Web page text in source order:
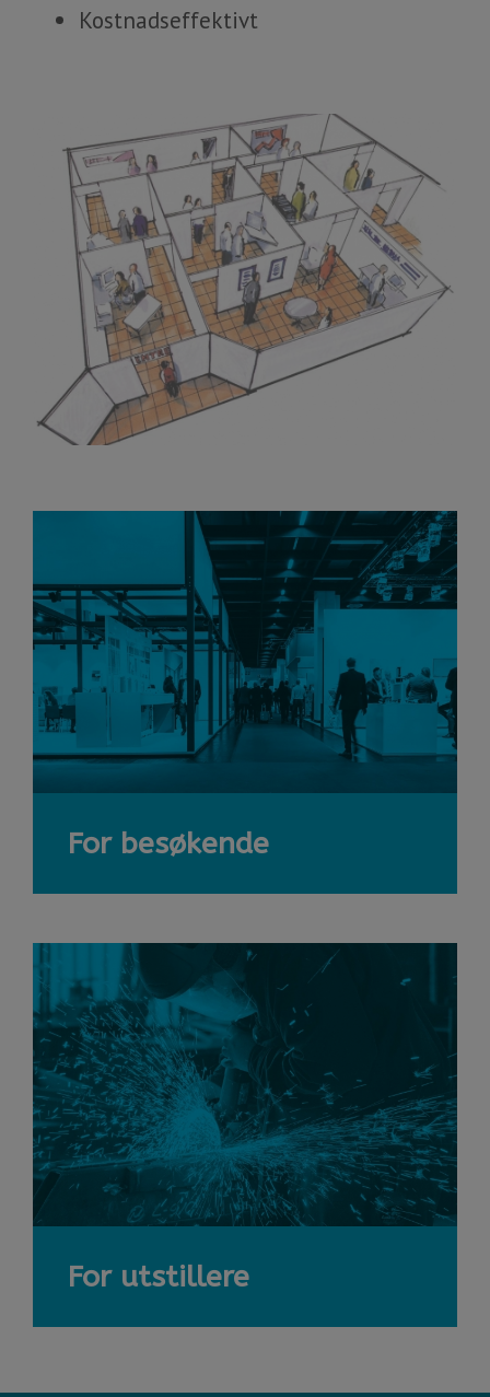
Kostnadseffektivt
For besøkende
For utstillere